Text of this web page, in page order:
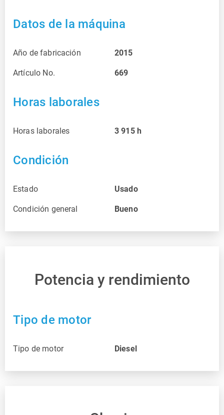
Datos de la máquina
Año de fabricación 2015
Artículo No. 669
Horas laborales
Horas laborales 3 915 h
Condición
Estado Usado
Condición general Bueno
Potencia y rendimiento
Tipo de motor
Tipo de motor Diesel